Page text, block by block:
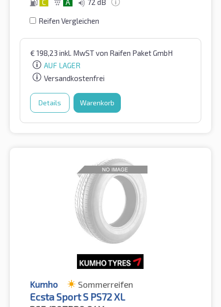
Reifen Vergleichen
€ 198,23 inkl. MwSTvon Raifen Paket GmbH
AUF LAGER
Versandkostenfrei
Details Warenkorb
Kumho Sommerreifen
Ecsta Sport S PS72 XL